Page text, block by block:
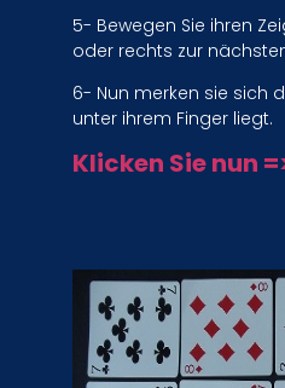
5- Bewegen Sie ihren
oder rechts zur
6- Nun merken sie sich
unter ihrem Finger liegt.
Klicken Sie nun